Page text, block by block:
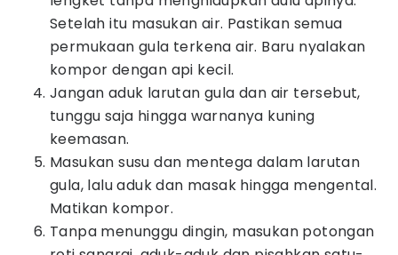
Setelah itu masukan air. Pastikan semua
permukaan gula terkena air. Baru nyalakan
kompor dengan api kecil.
Jangan aduk larutan gula dan air tersebut,
tunggu saja hingga warnanya kuning
keemasan.
Masukan susu dan mentega dalam larutan
gula, lalu aduk dan masak hingga mengental.
Matikan kompor.
Tanpa menunggu dingin, masukan potongan